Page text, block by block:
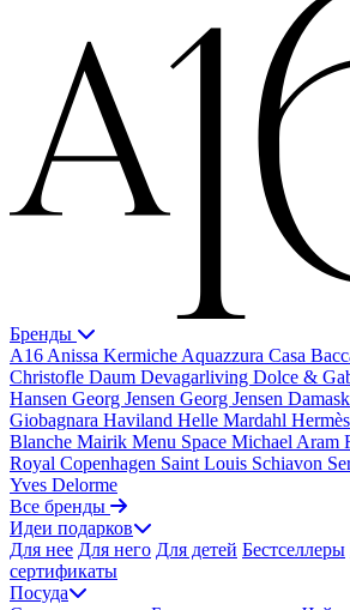
Бренды
A16 Anissa Kermiche Aquazzura Casa
Christofle Daum Devagarliving Dolce &
Hansen Georg Jensen Georg Jensen Damask
Giobagnara Haviland Helle Mardahl Hermès
Blanche Mairik Menu Space Michael Aram
Royal Copenhagen Saint Louis Schiavon
Yves Delorme
Все бренды
Идеи подарков
Для нее Для него Для детей Бестселлеры
сертификаты
Посуда